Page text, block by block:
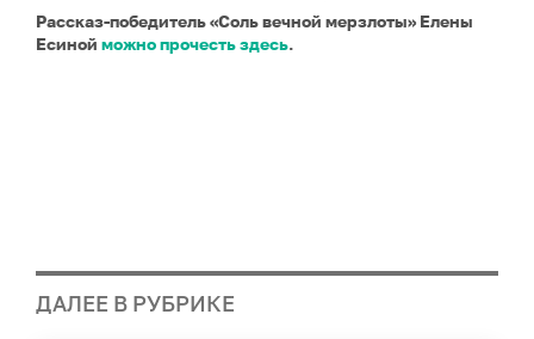
Рассказ-победитель «Соль вечной мерзлоты» Елены
Есиной можно прочесть здесь.
ДАЛЕЕ В РУБРИКЕ